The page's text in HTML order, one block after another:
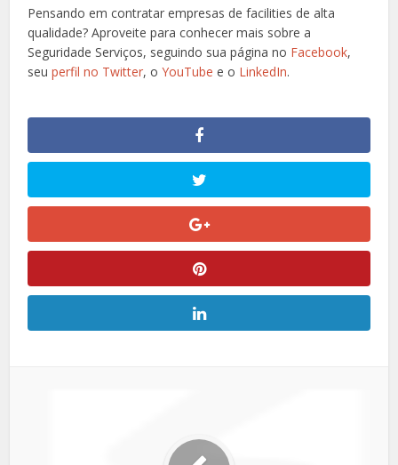
Pensando em contratar empresas de facilities de alta
qualidade? Aproveite para conhecer mais sobre a
Seguridade Serviços, seguindo sua página no Facebook,
seuperfil no Twitter, oYouTube e o LinkedIn.